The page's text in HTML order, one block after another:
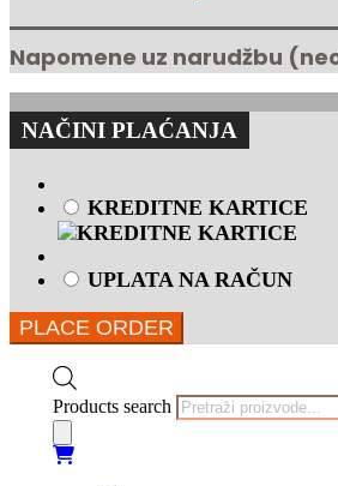
Napomene uz narudžbu
NAČINI PLAĆANJA
KREDITNE KARTICE
UPLATA NA RAČUN
PLACE ORDER
Products search